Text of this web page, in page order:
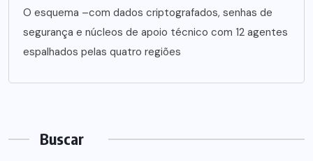
O esquema –com dados criptografados, senhas de
segurança e núcleos de apoio técnico com 12 agentes
espalhados pelas quatro regiões
Buscar